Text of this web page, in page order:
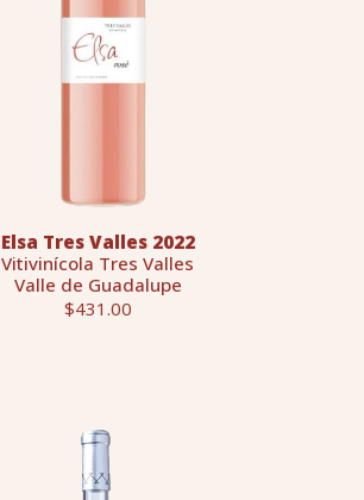
Elsa Tres Valles 2022
Vitivinícola Tres Valles
Valle de Guadalupe
$431.00